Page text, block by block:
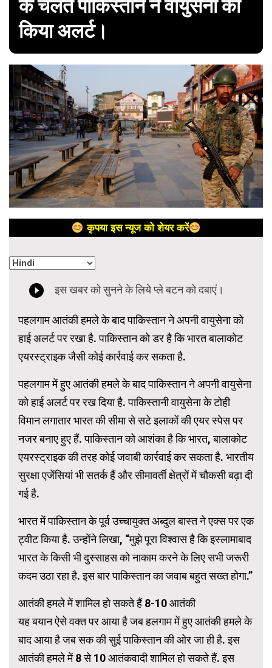
के चलते पाकिस्तान ने वायुसेना को
किया अलर्ट।
कृपया इस न्यूज को शेयर करें
पहलगाम आतंकी हमले के बाद पाकिस्तान ने अपनी वायुसेना को
हाई अलर्ट पर रखा है. पाकिस्तान को डर है कि भारत बालाकोट
एयरस्ट्राइक जैसी कोई कार्रवाई कर सकता है.
पहलगाम में हुए आतंकी हमले के बाद पाकिस्तान ने अपनी वायुसेना
को हाई अलर्ट पर रख दिया है. पाकिस्तानी वायुसेना के टोही
विमान लगातार भारत की सीमा से सटे इलाकों की एयर स्पेस पर
नजर बनाए हुए हैं. पाकिस्तान को आशंका है कि भारत, बालाकोट
एयरस्ट्राइक की तरह कोई जवाबी कार्रवाई कर सकता है. भारतीय
सुरक्षा एजेंसियां भी सतर्क हैं और सीमावर्ती क्षेत्रों में चौकसी बढ़ा दी
गई है.
भारत में पाकिस्तान के पूर्व उच्चायुक्त अब्दुल बास्त ने एक्स पर एक
ट्वीट किया है. उन्होंने लिखा, “मुझे पूरा विश्वास है कि इस्लामाबाद
भारत के किसी भी दुस्साहस को नाकाम करने के लिए सभी जरूरी
कदम उठा रहा है. इस बार पाकिस्तान का जवाब बहुत सख्त होगा.”
आतंकी हमले में शामिल हो सकते हैं 8-10 आतंकी
यह बयान ऐसे वक्त पर आया है जब हलगाम में हुए आतंकी हमले के
बाद आया है जब सक की सुई पाकिस्तान की ओर जा ही है. इस
आतंकी हमले में 8 से 10 आतंकवादी शामिल हो सकते हैं. इस